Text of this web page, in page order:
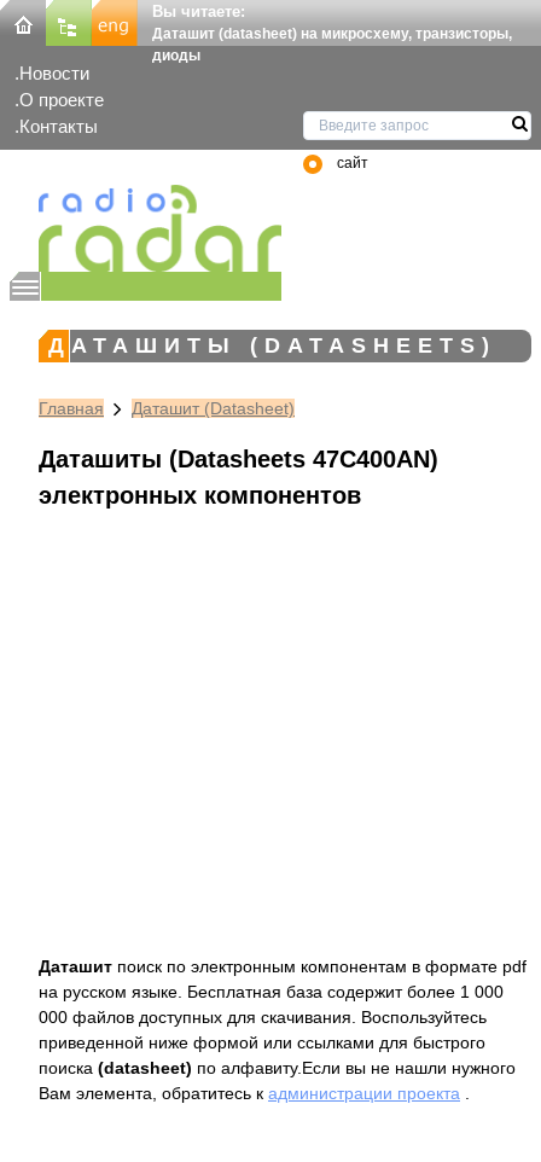
Вы читаете:
Даташит (datasheet) на микросхему, транзисторы,
диоды
Новости
О проекте
Контакты
сайт
ДАТАШИТЫ (DATASHEETS)
Главная Даташит (Datasheet)
Даташиты (Datasheets 47C400AN)
электронных компонентов
Даташит поиск по электронным компонентам в формате pdf
на русском языке. Бесплатная база содержит более 1 000
000 файлов доступных для скачивания. Воспользуйтесь
приведенной ниже формой или ссылками для быстрого
поиска (datasheet) по алфавиту.Если вы не нашли нужного
Вам элемента, обратитесь к администрации проекта